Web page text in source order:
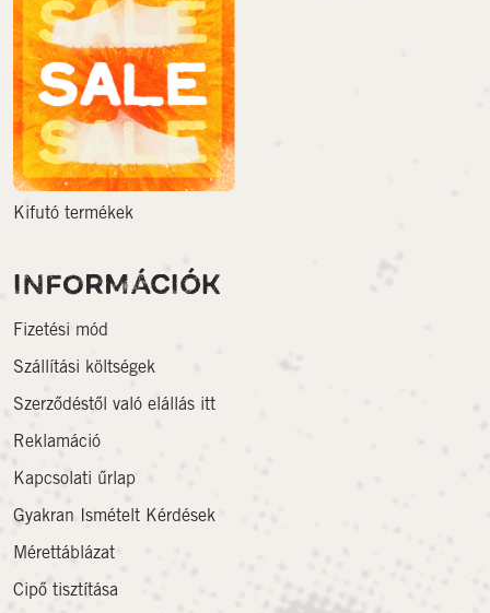
Kifutó termékek
INFORMÁCIÓK
Fizetési mód
Szállítási költségek
Szerződéstől való elállás itt
Reklamáció
Kapcsolati űrlap
Gyakran Ismételt Kérdések
Mérettáblázat
Cipő tisztítása